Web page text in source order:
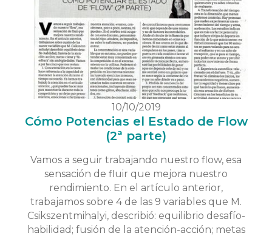
10/10/2019
Cómo Potencias el Estado de Flow
(2ª parte)
Vamos a seguir trabajando nuestro flow, esa
sensación de fluir que mejora nuestro
rendimiento. En el artículo anterior,
trabajamos sobre 4 de las 9 variables que M.
Csikszentmihalyi, describió: equilibrio desafío-
habilidad; fusión de la atención-acción; metas